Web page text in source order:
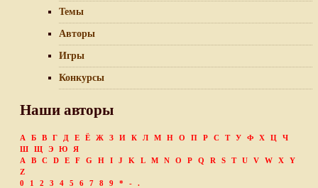
Темы
Авторы
Игры
Конкурсы
Наши авторы
А Б В Г Д Е Ё Ж З И К Л М Н О П Р С Т У Ф Х Ц
Ч
Ш
Щ Э Ю
Я
A
B C D E F G H I J K L M N O P Q R S T U V W X
Y
Z
0
1 2 3 4 5 6 7 8 9 * - .